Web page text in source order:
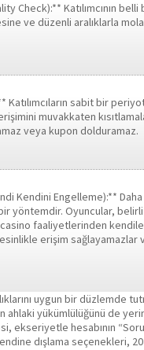
Check):** Katılımcının
ve düzenli aralıklarla
Katılımcıların sabit bir
muvakkaten
veya kupon dolduramaz.
Kendini Engelleme):**
yöntemdir. Oyuncular,
faaliyetlerinden
erişim sağlayamazlar
uygun bir düzlemde
yükümlülüğünü de
ekseriyetle hesabının
dışlama seçenekleri,